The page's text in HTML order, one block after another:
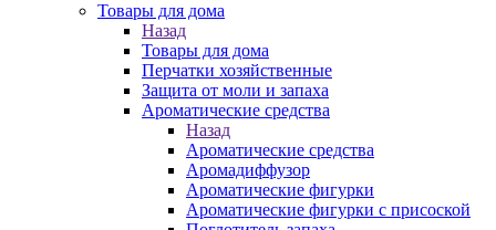
Товары для дома
Назад
Товары для дома
Перчатки хозяйственные
Защита от моли и запаха
Ароматические средства
Назад
Ароматические средства
Аромадиффузор
Ароматические фигурки
Ароматические фигурки с присоской